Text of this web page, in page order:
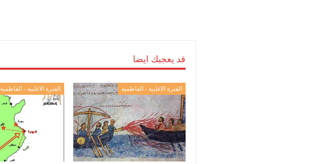
قد يعجبك ايضا
الفترة الاغلبية - الفاطمية الفترة الاغلبية - الفاطمية